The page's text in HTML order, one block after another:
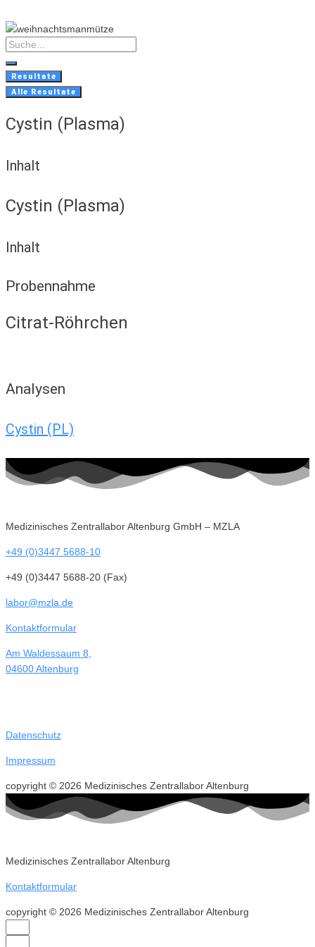
to
content
Search
...
Resultate
Alle Resultate
Cystin (Plasma)
Inhalt
Cystin (Plasma)
Inhalt
Probennahme
Citrat-Röhrchen
Analysen
Cystin (PL)
Medizinisches Zentrallabor Altenburg GmbH – MZLA
+49 (0)3447 5688-10
+49 (0)3447 5688-20 (Fax)
labor@mzla.de
Kontaktformular
Am Waldessaum 8,
04600 Altenburg
Datenschutz
Impressum
copyright © 2026 Medizinisches Zentrallabor Altenburg
Medizinisches Zentrallabor Altenburg
Kontaktformular
copyright © 2026 Medizinisches Zentrallabor Altenburg